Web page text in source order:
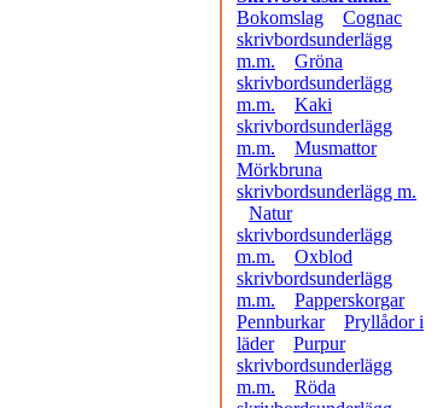
Bokomslag
Cognac
skrivbordsunderlägg
m.m.
Gröna
skrivbordsunderlägg
m.m.
Kaki
skrivbordsunderlägg
m.m.
Musmattor
Mörkbruna
skrivbordsunderlägg m.
Natur
skrivbordsunderlägg
m.m.
Oxblod
skrivbordsunderlägg
m.m.
Papperskorgar
Pennburkar
Pryllådor i
läder
Purpur
skrivbordsunderlägg
m.m.
Röda